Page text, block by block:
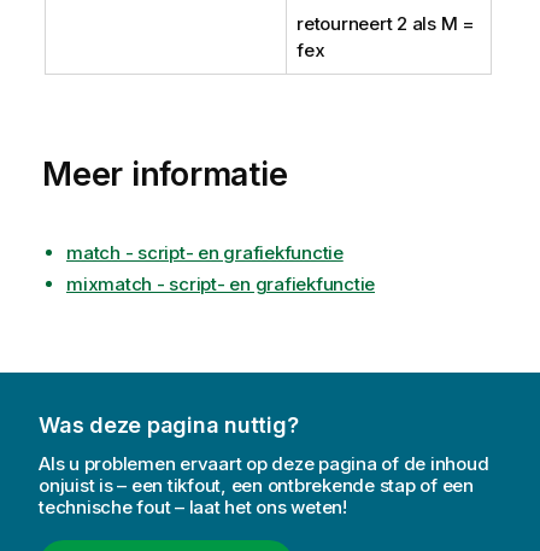
retourneert 2 als M =
fex
Meer informatie
match - script- en grafiekfunctie
mixmatch - script- en grafiekfunctie
Was deze pagina nuttig?
Als u problemen ervaart op deze pagina of de inhoud
onjuist is – een tikfout, een ontbrekende stap of een
technische fout – laat het ons weten!